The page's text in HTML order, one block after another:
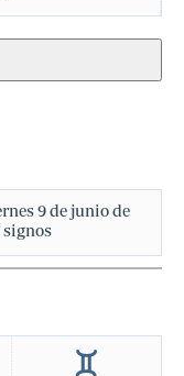
9 de junio de
signos